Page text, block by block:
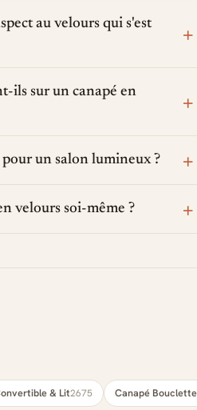
au velours qui s'est
+
ils sur un canapé en
+
un salon lumineux ? +
velours soi-même ? +
& Lit2675 Canapé Bouclette